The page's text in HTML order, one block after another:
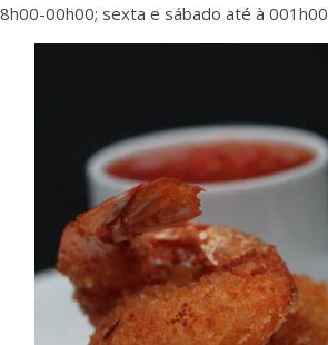
00h00; sexta e sábado até à 001h00